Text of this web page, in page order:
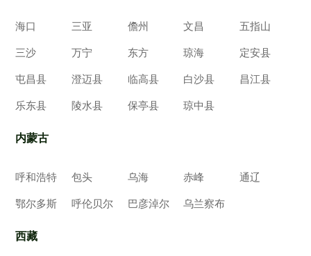
海口 三亚 儋州 文昌 五指山
三沙 万宁 东方 琼海 定安县
屯昌县 澄迈县 临高县 白沙县 昌江县
乐东县 陵水县 保亭县 琼中县
内蒙古
呼和浩特 包头 乌海 赤峰 通辽
鄂尔多斯 呼伦贝尔 巴彦淖尔 乌兰察布
西藏